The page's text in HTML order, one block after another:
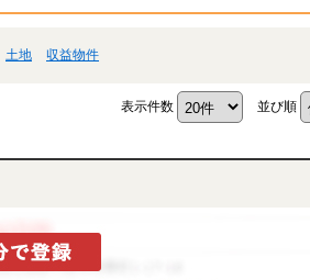
土地 収益物件
表示件数 並び順